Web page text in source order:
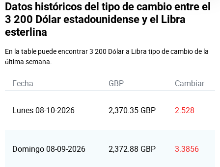
Datos históricos del tipo de cambio entre el
3 200 Dólar estadounidense y el Libra
esterlina
En la table puede encontrar 3 200 Dólar a Libra tipo de cambio de la
última semana.
Fecha GBP Cambiar
Lunes 08-10-2026 2,370.35 GBP 2.528
Domingo 08-09-2026 2,372.88 GBP 3.3856